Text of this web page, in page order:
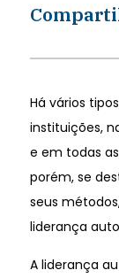
Há vários
instituições,
e em todas
porém, se
seus
liderança
A liderança